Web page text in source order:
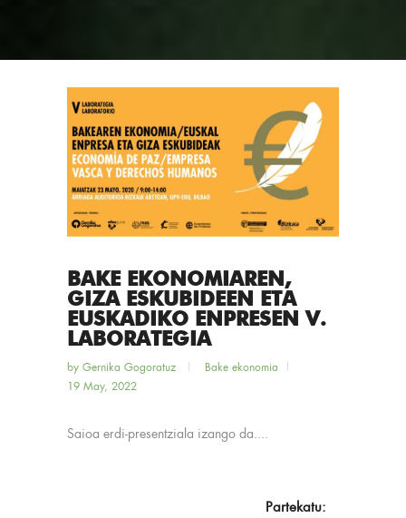
BAKE EKONOMIAREN,
GIZA ESKUBIDEEN ETA
EUSKADIKO ENPRESEN V.
LABORATEGIA
by Gernika Gogoratuz
Bake ekonomia
19 May, 2022
Saioa erdi-presentziala izango da....
Partekatu: